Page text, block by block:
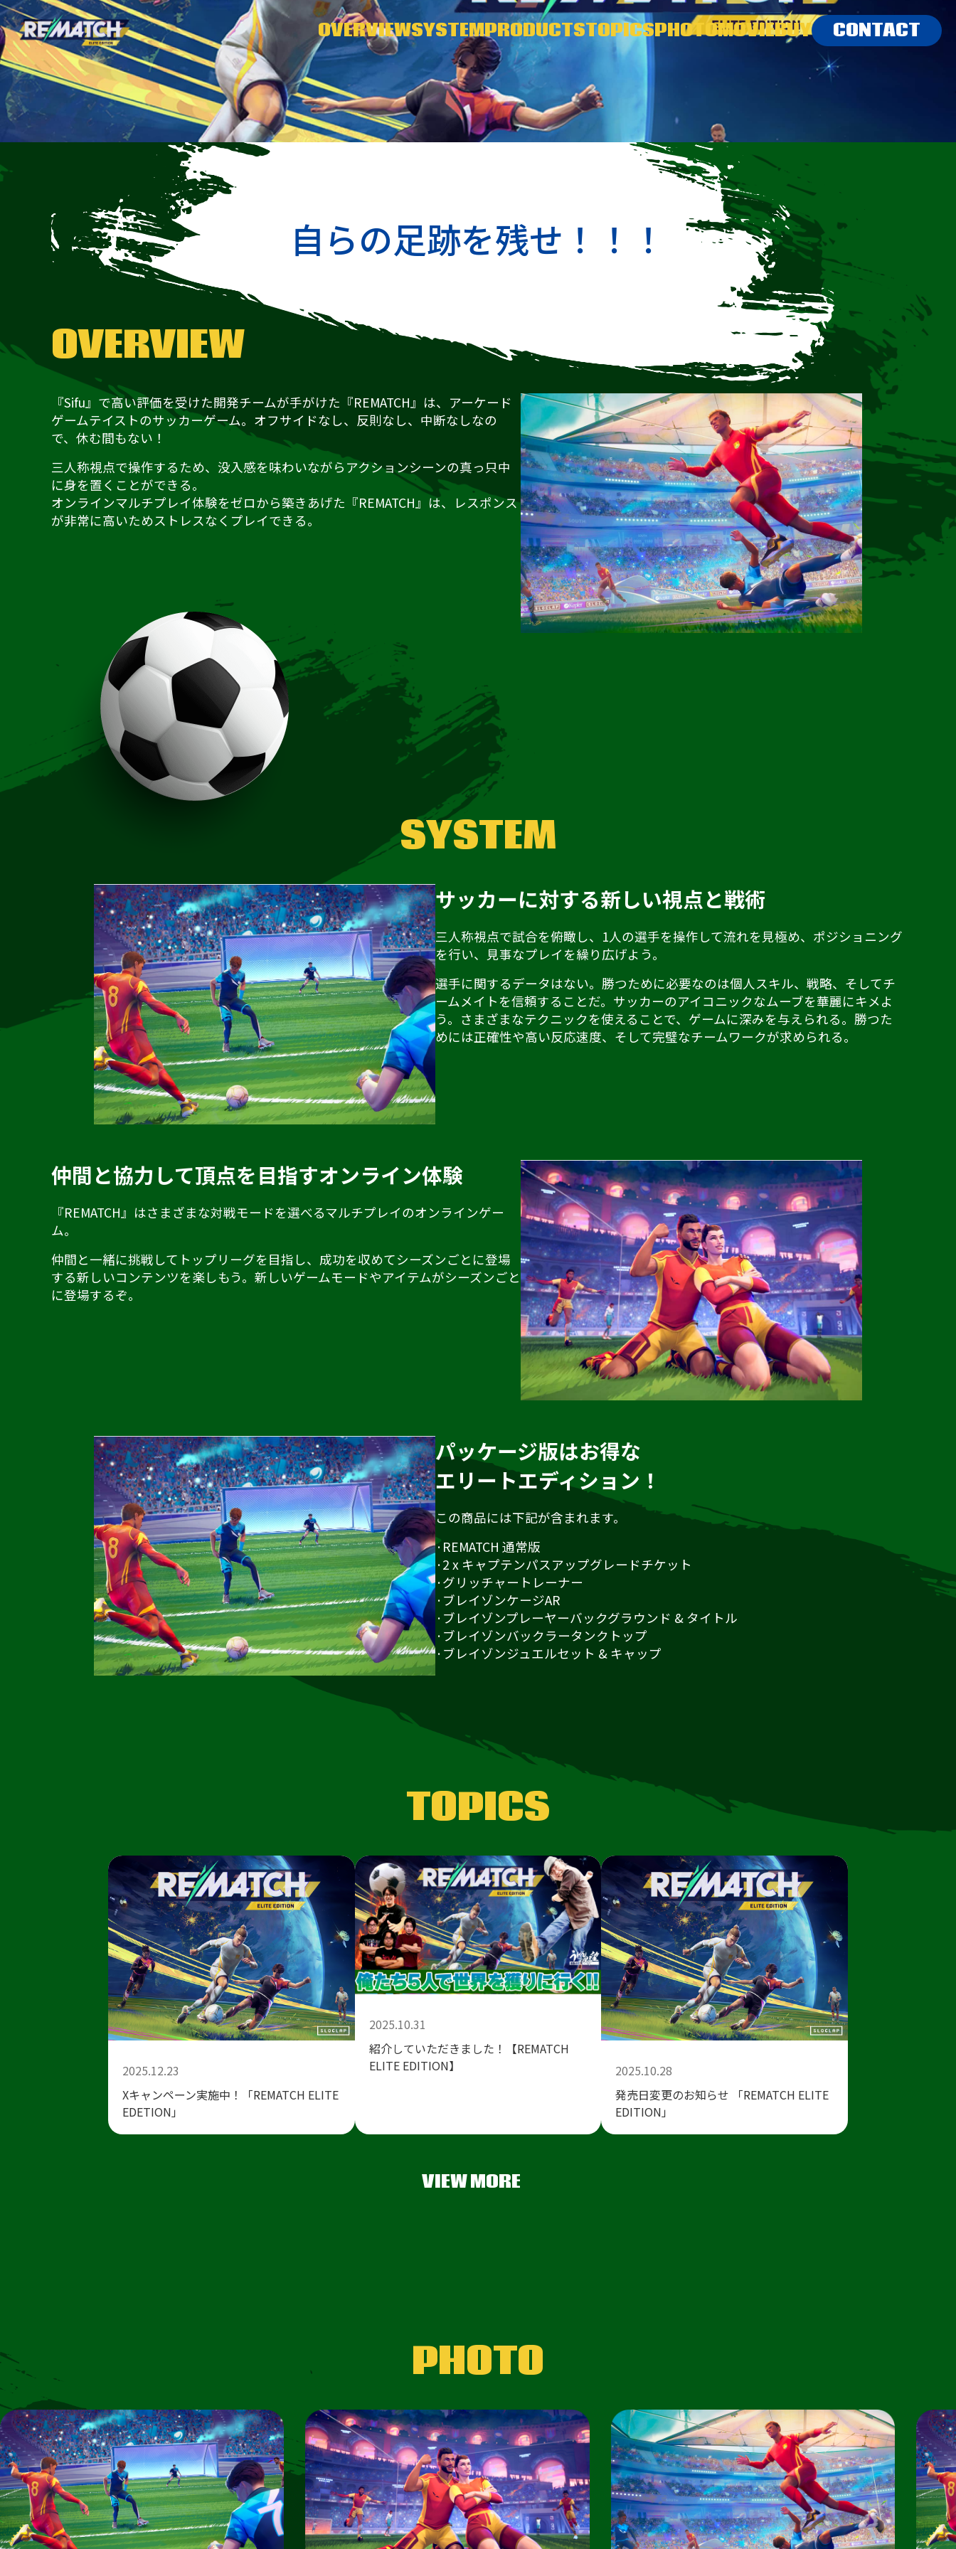
OVERVIEWSYSTEMPRODUCTSTOPICSPHOTOMOVIEBUY CONTACT
自らの足跡を残せ！！！
OVERVIEW
『Sifu』で高い評価を受けた開発チームが手がけた『REMATCH』は、アーケード
ゲームテイストのサッカーゲーム。オフサイドなし、反則なし、中断なしなの
で、休む間もない！
三人称視点で操作するため、没入感を味わいながらアクションシーンの真っ只中
に身を置くことができる。
オンラインマルチプレイ体験をゼロから築きあげた『REMATCH』は、レスポンス
が非常に高いためストレスなくプレイできる。
SYSTEM
サッカーに対する新しい視点と戦術
三人称視点で試合を俯瞰し、1人の選手を操作して流れを見極め、ポジショニング
を行い、見事なプレイを繰り広げよう。
選手に関するデータはない。勝つために必要なのは個人スキル、戦略、そしてチ
ームメイトを信頼することだ。サッカーのアイコニックなムーブを華麗にキメよ
う。さまざまなテクニックを使えることで、ゲームに深みを与えられる。勝つた
めには正確性や高い反応速度、そして完璧なチームワークが求められる。
仲間と協力して頂点を目指すオンライン体験
『REMATCH』はさまざまな対戦モードを選べるマルチプレイのオンラインゲー
ム。
仲間と一緒に挑戦してトップリーグを目指し、成功を収めてシーズンごとに登場
する新しいコンテンツを楽しもう。新しいゲームモードやアイテムがシーズンごと
に登場するぞ。
パッケージ版はお得な
エリートエディション！
この商品には下記が含まれます。
·REMATCH 通常版
·2 x キャプテンパスアップグレードチケット
·グリッチャートレーナー
·ブレイゾンケージAR
·ブレイゾンプレーヤーバックグラウンド & タイトル
·ブレイゾンバックラータンクトップ
·ブレイゾンジュエルセット & キャップ
TOPICS
2025.12.23
Xキャンペーン実施中！「REMATCH ELITE
EDETION」
2025.10.31
紹介していただきました！【REMATCH
ELITE EDITION】
2025.10.28
発売日変更のお知らせ 「REMATCH ELITE
EDITION」
VIEW MORE
PHOTO